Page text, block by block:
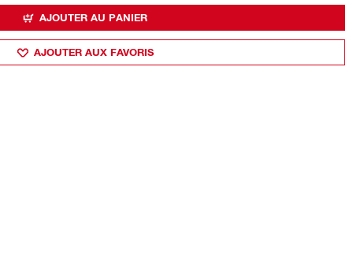
AJOUTER AU PANIER
AJOUTER AUX FAVORIS